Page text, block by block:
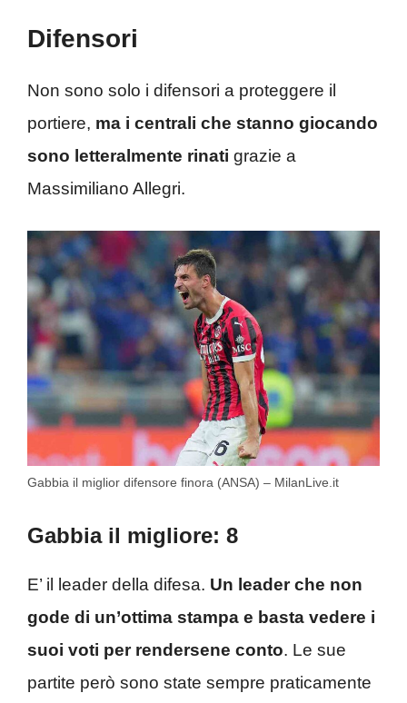
Difensori
Non sono solo i difensori a proteggere il
portiere, ma i centrali che stanno giocando
sono letteralmente rinati grazie a
Massimiliano Allegri.
Gabbia il miglior difensore finora (ANSA) – MilanLive.it
Gabbia il migliore: 8
E’ il leader della difesa. Un leader che non
gode di un’ottima stampa e basta vedere i
suoi voti per rendersene conto. Le sue
partite però sono state sempre praticamente